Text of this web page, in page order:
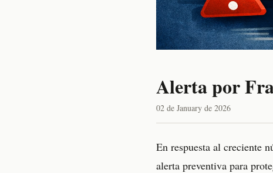
Alerta por
02 de January de 2026
En respuesta al creciente
alerta preventiva para